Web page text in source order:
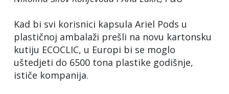
Kad bi svi korisnici kapsula Ariel Pods u
plastičnoj ambalaži prešli na novu kartonsku
kutiju ECOCLIC, u Europi bi se moglo
uštedjeti do 6500 tona plastike godišnje,
ističe kompanija.